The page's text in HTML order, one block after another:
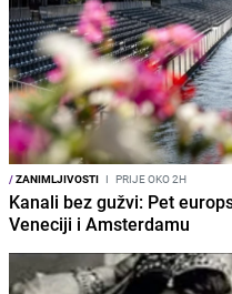
/ZANIMLJIVOSTI I PRIJE OKO 2H
Kanali bez gužvi: Pet
Veneciji i Amsterdamu